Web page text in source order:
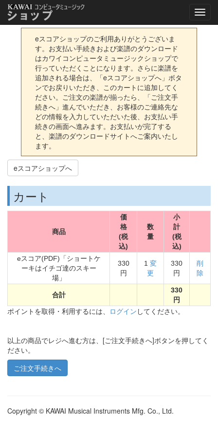
eスコアショップのご利用ありがとうございま
す。お支払い手続きおよび楽譜のダウンロード
はカワイコンピュータミュージックショップで
行っていただくことになります。さらに楽譜を
追加される場合は、「eスコアショップへ」ボタ
ンでお戻りいただき、このカートに追加してく
ださい。ご注文の楽譜が揃ったら、「ご注文手
続きへ」進んでいただき、お客様のご連絡先な
どの情報を入力していただいた後、お支払い手
続きの画面へ進みます。お支払いが完了する
と、楽譜のダウンロードサイトへご案内いたし
ます。
eスコアショップへ
カート
商品
価
格
(税
込)
数
量
小
計
(税
込)
eスコア(PDF)「ショートケ
ーキはイチゴ達のスキー
場」
330
円
1 変
更
330
円
削
除
合計
330
円
ポイントを取得・利用するには、 ログイン してください。
以上の商品でレジへ進む方は、[ご注文手続きへ]ボタンを押してく
ださい。
Copyright © KAWAI Musical Instruments Mfg. Co., Ltd.